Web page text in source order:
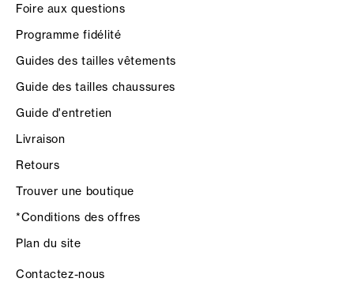
Foire aux questions
Programme fidélité
Guides des tailles vêtements
Guide des tailles chaussures
Guide d'entretien
Livraison
Retours
Trouver une boutique
*Conditions des offres
Plan du site
Contactez-nous